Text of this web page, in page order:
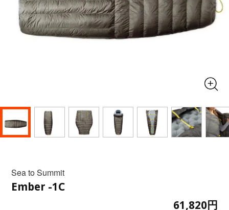
Sea to Summit
Ember -1C
61,820円